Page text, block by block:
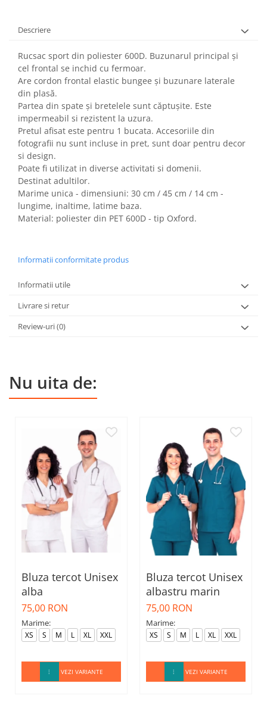
Descriere
Rucsac sport din poliester 600D. Buzunarul principal și
cel frontal se inchid cu fermoar.
Are cordon frontal elastic bungee și buzunare laterale
din plasă.
Partea din spate și bretelele sunt căptușite. Este
impermeabil si rezistent la uzura.
Pretul afisat este pentru 1 bucata. Accesoriile din
fotografii nu sunt incluse in pret, sunt doar pentru decor
si design.
Poate fi utilizat in diverse activitati si domenii.
Destinat adultilor.
Marime unica - dimensiuni: 30 cm / 45 cm / 14 cm -
lungime, inaltime, latime baza.
Material: poliester din PET 600D - tip Oxford.
Informatii conformitate produs
Informatii utile
Livrare si retur
Review-uri(0)
Nu uita de:
Bluza tercot Unisex
alba
75,00 RON
Marime:
XS S M L XL XXL
VEZI VARIANTE
Bluza tercot Unisex
albastru marin
75,00 RON
Marime:
XS S M L XL XXL
VEZI VARIANTE